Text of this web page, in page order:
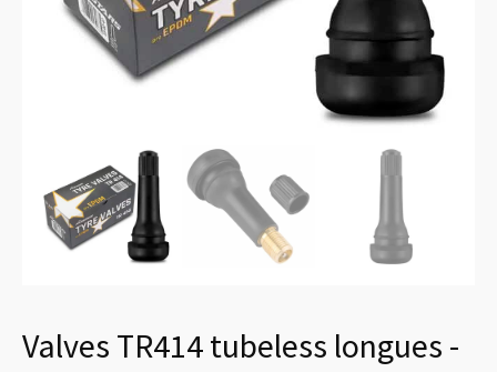
Valves TR414 tubeless longues -